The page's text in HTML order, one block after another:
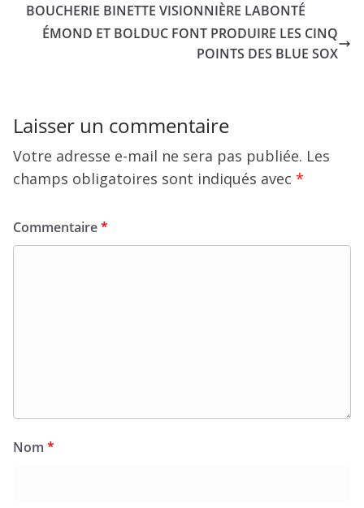
BOUCHERIE BINETTE VISIONNIÈRE LABONTÉ
ÉMOND ET BOLDUC FONT PRODUIRE LES CINQ
POINTS DES BLUE SOX
Laisser un commentaire
Votre adresse e-mail ne sera pas publiée. Les
champs obligatoires sont indiqués avec *
Commentaire*
Nom *